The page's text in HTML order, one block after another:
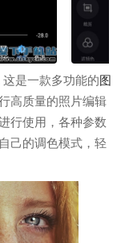
是一款多功能的图
高质量的照片编辑
行使用，各种参数
己的调色模式，轻